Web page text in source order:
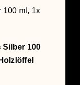
100 ml, 1x
Silber 100